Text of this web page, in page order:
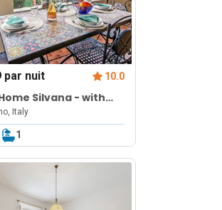
par nuit 10.0
Silvana - with
& Parking
Italy
1